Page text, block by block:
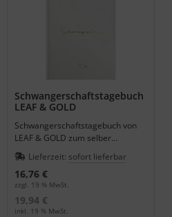
Schwangerschaftstagebuch
LEAF & GOLD
Schwangerschaftstagebuch von
LEAF & GOLD zum selber
ausfüllen.
Lieferzeit: sofort lieferbar
16,76 €
zzgl. 19 % MwSt.
19,94 €
inkl. 19 % MwSt.